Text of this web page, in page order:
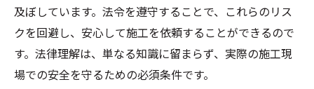
電気工事士法の遵守と安全意識の向上
安全施工を実現するための電気工事に関する法
律
電気工事に関連する主要法律の解説
及ぼしています。法令を遵守することで、これらのリス
クを回避し、安心して施工を依頼することができるので
す。法律理解は、単なる知識に留まらず、実際の施工現
場での安全を守るための必須条件です。